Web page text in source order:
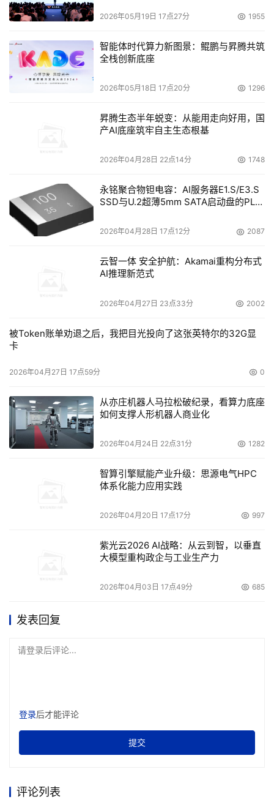
2026年05月19日 17点27分 1955
智能体时代算力新图景：鲲鹏与昇腾共筑
全栈创新底座
2026年05月18日 17点20分 1296
昇腾生态半年蜕变：从能用走向好用，国
产AI底座筑牢自主生态根基
2026年04月28日 22点14分 1748
永铭聚合物钽电容：AI服务器E1.S/E3.S
SSD与U.2超薄5mm SATA启动盘的PLP
2026年04月28日 17点12分 2087
云智一体 安全护航：Akamai重构分布式
AI推理新范式
2026年04月27日 23点33分 2002
被Token账单劝退之后，我把目光投向了这张英特尔的32G显
卡
2026年04月27日 17点59分 0
从亦庄机器人马拉松破纪录，看算力底座
如何支撑人形机器人商业化
2026年04月24日 22点31分 1282
智算引擎赋能产业升级：思源电气HPC
体系化能力应用实践
2026年04月20日 17点17分 997
紫光云2026 AI战略：从云到智，以垂直
大模型重构政企与工业生产力
2026年04月03日 17点49分 685
发表回复
请登录后评论...
登录后才能评论
提交
评论列表